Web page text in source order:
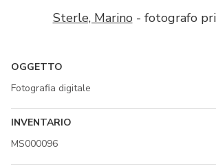
Sterle, Marino- fotografo
OGGETTO
Fotografia digitale
INVENTARIO
MS000096